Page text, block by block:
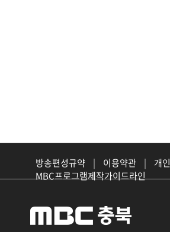
방송편성규약 | 이용약관 | 개
MBC프로그램제작가이드라인